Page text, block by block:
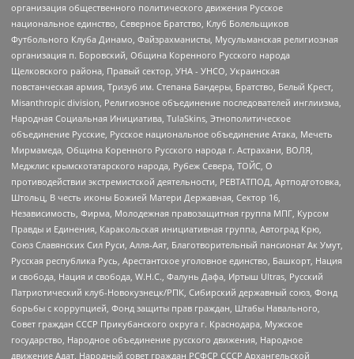
организация общественного политического движения Русское
национальное единство, Северное Братство, Клуб Болельщиков
Футбольного Клуба Динамо, Файзрахманисты, Мусульманская религиозная
организация п. Боровский, Община Коренного Русского народа
Щелковского района, Правый сектор, УНА - УНСО, Украинская
повстанческая армия, Тризуб им. Степана Бандеры, Братство, Белый Крест,
Misanthropic division, Религиозное объединение последователей инглиизма,
Народная Социальная Инициатива, TulaSkins, Этнополитическое
объединение Русские, Русское национальное объединение Атака, Мечеть
Мирмамеда, Община Коренного Русского народа г. Астрахани, ВОЛЯ,
Меджлис крымскотатарского народа, Рубеж Севера, ТОЙС, О
противодействии экстремистской деятельности, РЕВТАТПОД, Артподготовка,
Штольц, В честь иконы Божией Матери Державная, Сектор 16,
Независимость, Фирма, Молодежная правозащитная группа МПГ, Курсом
Правды и Единения, Каракольская инициативная группа, Автоград Крю,
Союз Славянских Сил Руси, Алля-Аят, Благотворительный пансионат Ак Умут,
Русская республика Русь, Арестантское уголовное единство, Башкорт, Нация
и свобода, Нация и свобода, W.H.С., Фалунь Дафа, Иртыш Ultras, Русский
Патриотический клуб-Новокузнецк/РПК, Сибирский державный союз, Фонд
борьбы с коррупцией, Фонд защиты прав граждан, Штабы Навального,
Совет граждан СССР Прикубанского округа г. Краснодара, Мужское
государство, Народное объединение русского движения, Народное
движение Адат, Народный совет граждан РСФСР СССР Архангельской